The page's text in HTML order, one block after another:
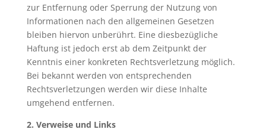
zur Entfernung oder Sperrung der Nutzung von
Informationen nach den allgemeinen Gesetzen
bleiben hiervon unberührt. Eine diesbezügliche
Haftung ist jedoch erst ab dem Zeitpunkt der
Kenntnis einer konkreten Rechtsverletzung möglich.
Bei bekannt werden von entsprechenden
Rechtsverletzungen werden wir diese Inhalte
umgehend entfernen.
2. Verweise und Links